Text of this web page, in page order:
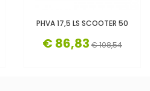
PHVA 17,5 LS SCOOTER 50
€ 86,83 € 108,54